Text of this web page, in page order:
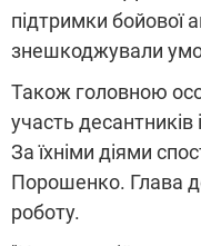
підтримки бойової
знешкоджували
Також головною
участь
За їхніми діями
Порошенко. Глава
роботу.